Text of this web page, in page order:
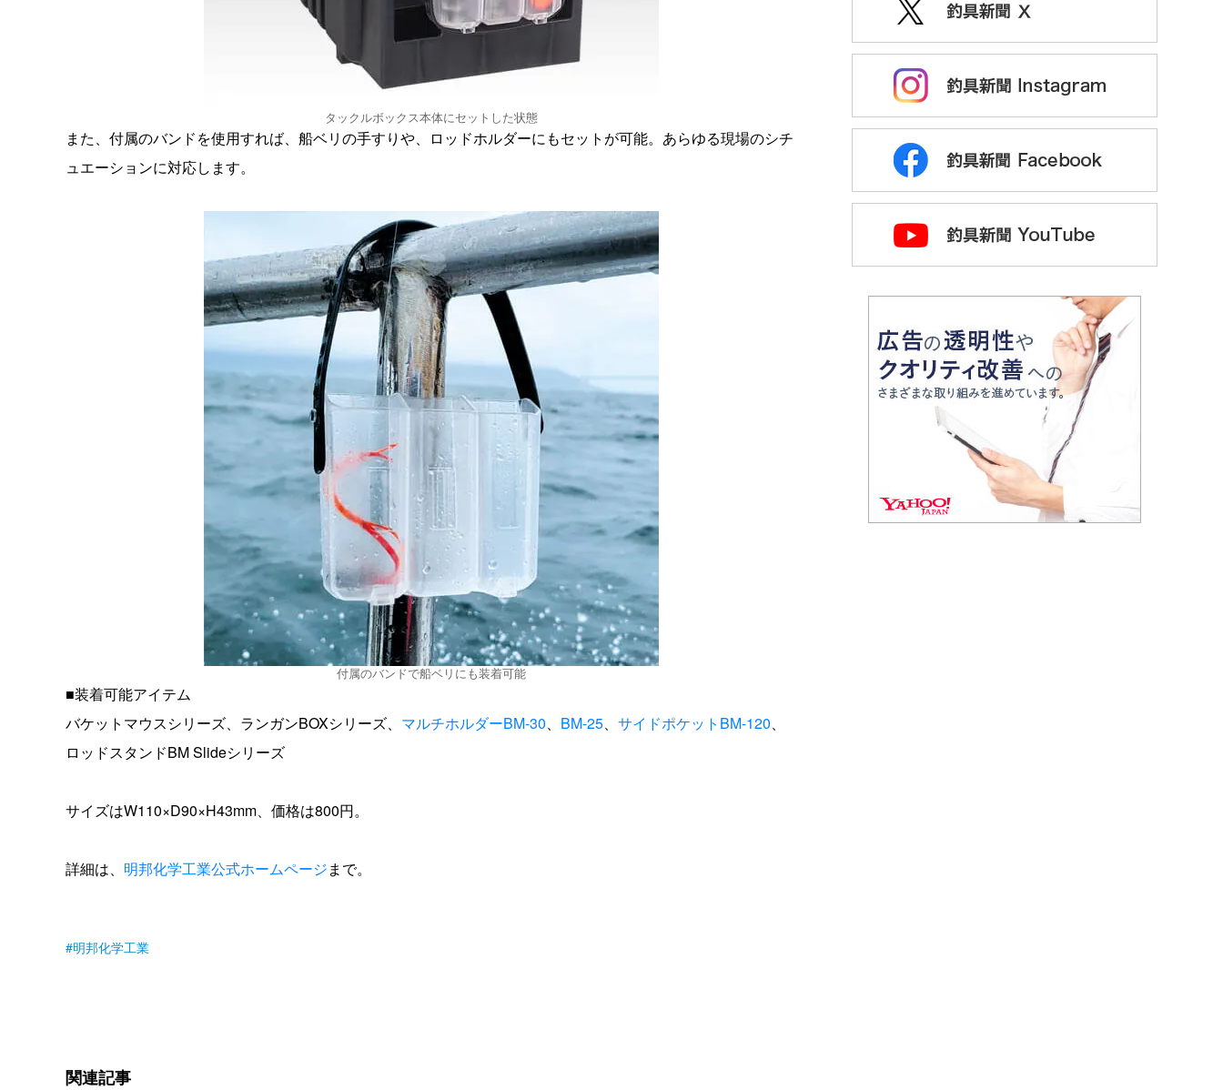
タックルボックス本体にセットした状態
また、付属のバンドを使用すれば、船ベリの手すりや、ロッドホルダーにもセットが可能。あらゆる現場のシチ
ュエーションに対応します。
付属のバンドで船ベリにも装着可能
■装着可能アイテム
バケットマウスシリーズ、ランガンBOXシリーズ、 マルチホルダーBM-30、 BM-25、 サイドポケットBM-120、
ロッドスタンドBM Slideシリーズ
サイズはW110×D90×H43mm、価格は800円。
詳細は、 明邦化学工業公式ホームページまで。
明邦化学工業
関連記事